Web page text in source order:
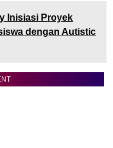
Inisiasi Proyek
dengan Autistic